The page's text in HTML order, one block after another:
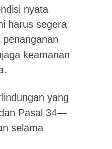
nyata
harus segera
keamanan
yang
Pasal 34—
selama